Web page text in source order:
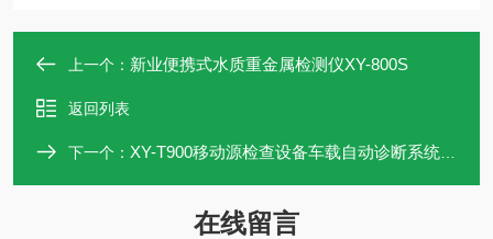
上一个： 新业便携式水质重金属检测仪XY-800S
返回列表
下一个： XY-T900移动源检查设备车载自动诊断系统OBD诊断仪
在线留言